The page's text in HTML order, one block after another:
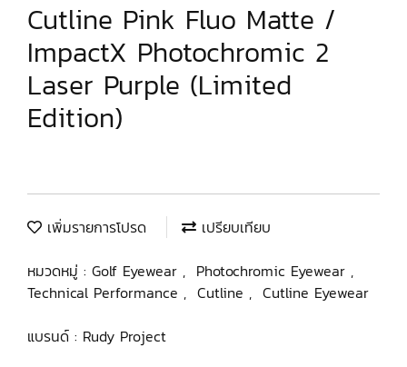
Cutline Pink Fluo Matte /
ImpactX Photochromic 2
Laser Purple (Limited
Edition)
เพิ่มรายการโปรด
เปรียบเทียบ
หมวดหมู่ : Golf Eyewear , Photochromic Eyewear ,
Technical Performance , Cutline , Cutline Eyewear
แบรนด์ : Rudy Project